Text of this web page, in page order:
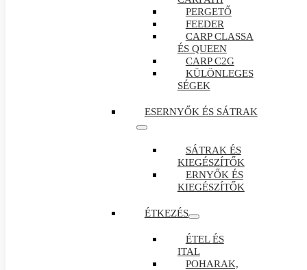
PERGETŐ
FEEDER
CARP CLASSA
ÉS QUEEN
CARP C2G
KÜLÖNLEGES
SÉGEK
ESERNYŐK ÉS SÁTRAK
SÁTRAK ÉS
KIEGÉSZÍTŐK
ERNYŐK ÉS
KIEGÉSZÍTŐK
ÉTKEZÉS
ÉTEL ÉS
ITAL
POHARAK,